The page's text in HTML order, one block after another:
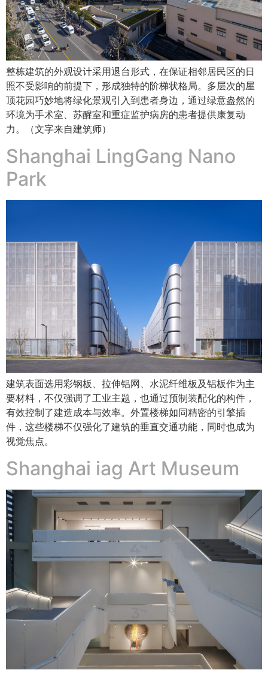
整栋建筑的外观设计采用退台形式，在保证相邻居民区的日
照不受影响的前提下，形成独特的阶梯状格局。多层次的屋
顶花园巧妙地将绿化景观引入到患者身边，通过绿意盎然的
环境为手术室、苏醒室和重症监护病房的患者提供康复动
力。（文字来自建筑师）
Shanghai LingGang Nano
Park
建筑表面选用彩钢板、拉伸铝网、水泥纤维板及铝板作为主
要材料，不仅强调了工业主题，也通过预制装配化的构件，
有效控制了建造成本与效率。外置楼梯如同精密的引擎插
件，这些楼梯不仅强化了建筑的垂直交通功能，同时也成为
视觉焦点。
Shanghai iag Art Museum